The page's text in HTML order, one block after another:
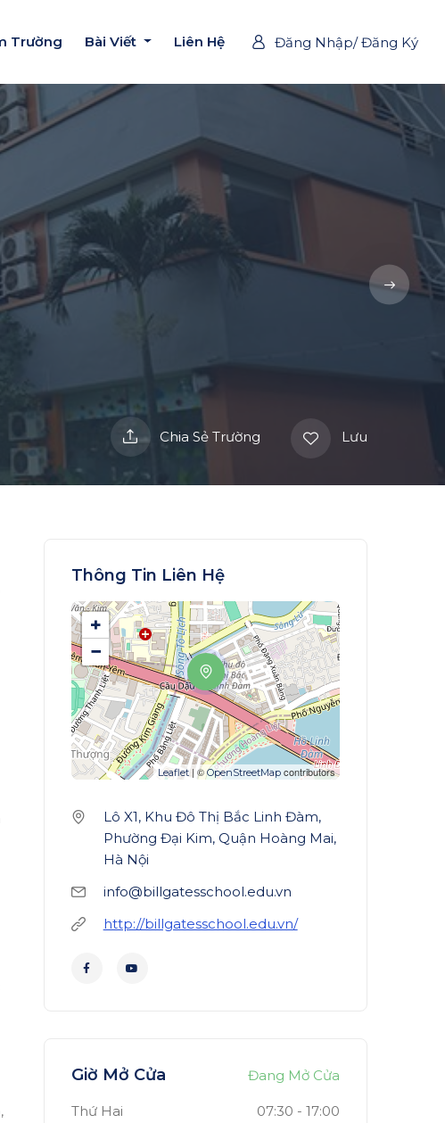
Trường Bài Viết Liên Hệ Đăng Nhập/ Đăng Ký
Chia Sẻ Trường Lưu
Thông Tin Liên Hệ
+
−
Leaflet| © OpenStreetMapcontributors
Lô X1, Khu Đô Thị Bắc Linh Đàm,
Phường Đại Kim, Quận Hoàng Mai,
Hà Nội
info@billgatesschool.edu.vn
http://billgatesschool.edu.vn/
Giờ Mở Cửa Đang Mở Cửa
Thứ Hai 07:30 - 17:00